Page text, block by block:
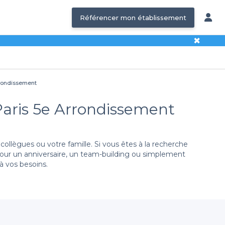
Référencer mon établissement
✖
5e Arrondissement
ou votre famille. Si vous êtes à la recherche
un anniversaire, un team-building ou simplement
vos besoins.
avec une ambiance animée ou un cadre plus